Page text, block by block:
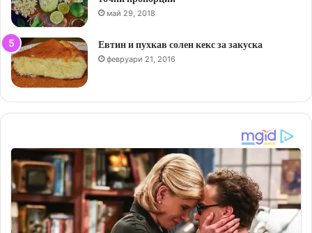
май 29, 2018
Евтин и пухкав солен кекс за закуска
февруари 21, 2016